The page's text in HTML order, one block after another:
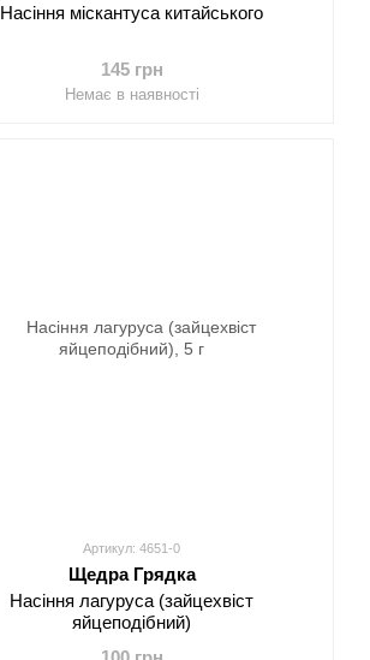
Насіння міскантуса китайського
145 грн
Немає в наявності
Артикул: 4651-0
Щедра Грядка
Насіння лагуруса (зайцехвіст
яйцеподібний)